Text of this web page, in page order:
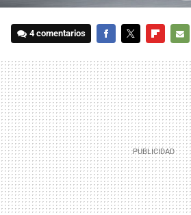
4 comentarios
MAIL